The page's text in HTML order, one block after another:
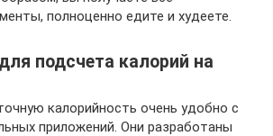
полноценно едите и худеете.
подсчета калорий на
калорийность очень удобно с
приложений. Они разработаны